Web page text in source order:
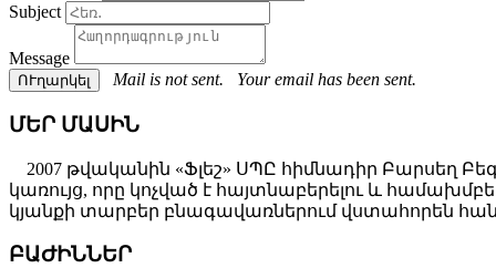
Subject
Message
Mail is not sent.
Your email has been sent.
ՄԵՐ ՄԱՍԻՆ
2007 թվականին «Ֆլեշ» ՍՊԸ հիմնադիր Բարսեղ
կառույց, որը կոչված է հայտնաբերելու և
կյանքի տարբեր բնագավառներում վստահորեն
ԲԱԺԻՆՆԵՐ